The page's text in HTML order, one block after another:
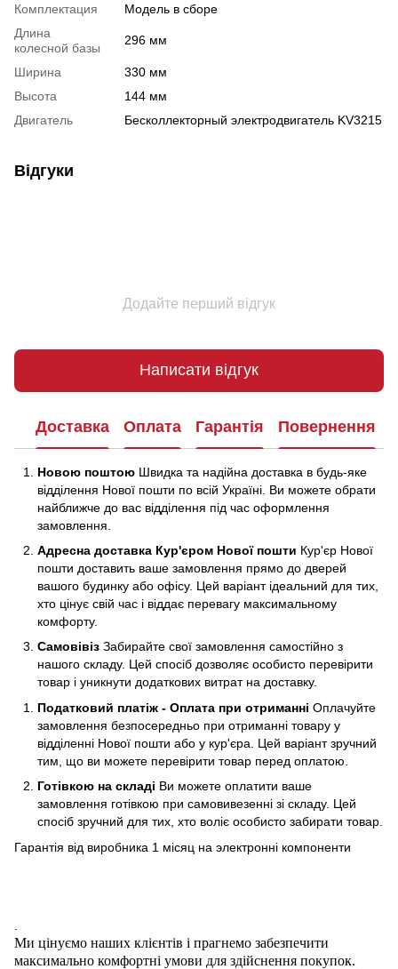
Комплектация
Модель в сборе
Длина
колесной базы
296 мм
Ширина
330 мм
Высота
144 мм
Двигатель
Бесколлекторный электродвигатель KV3215
Відгуки
Додайте перший відгук
Написати відгук
Доставка Оплата Гарантія Повернення
Новою поштою Швидка та надійна доставка в будь-яке
відділення Нової пошти по всій Україні. Ви можете обрати
найближче до вас відділення під час оформлення
замовлення.
Адресна доставка Кур'єром Нової пошти Кур'єр Нової
пошти доставить ваше замовлення прямо до дверей
вашого будинку або офісу. Цей варіант ідеальний для тих,
хто цінує свій час і віддає перевагу максимальному
комфорту.
Самовівіз Забирайте свої замовлення самостійно з
нашого складу. Цей спосіб дозволяє особисто перевірити
товар і уникнути додаткових витрат на доставку.
Податковий платіж - Оплата при отриманні Оплачуйте
замовлення безпосередньо при отриманні товару у
відділенні Нової пошти або у кур'єра. Цей варіант зручний
тим, що ви можете перевірити товар перед оплатою.
Готівкою на складі Ви можете оплатити ваше
замовлення готівкою при самовивезенні зі складу. Цей
спосіб зручний для тих, хто воліє особисто забирати товар.
Гарантія від виробника 1 місяц на электроннi компоненти
Ми цінуємо наших клієнтів і прагнемо забезпечити
максимально комфортні умови для здійснення покупок.